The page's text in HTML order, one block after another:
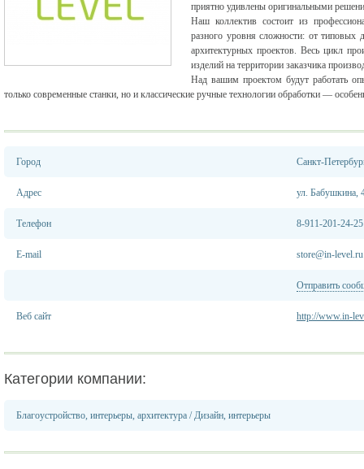
приятно удивлены оригинальными
Наш коллектив состоит из
разного уровня сложности: от типовых
архитектурных проектов. Весь цикл
изделий на территории заказчика
Над вашим проектом будут работать
только современные станки, но и классические ручные технологии обработки —
Город Санкт-
Адрес ул. Бабушкина,
Телефон 8-911-201-24-25
E-mail store@in-level.ru
Отправить
Веб сайт http://www.in-
Категории компании:
Благоустройство, интерьеры, архитектура /Дизайн, интерьеры